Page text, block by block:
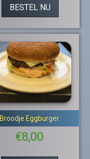
BESTEL NU
Broodje Eggburger
€8,00